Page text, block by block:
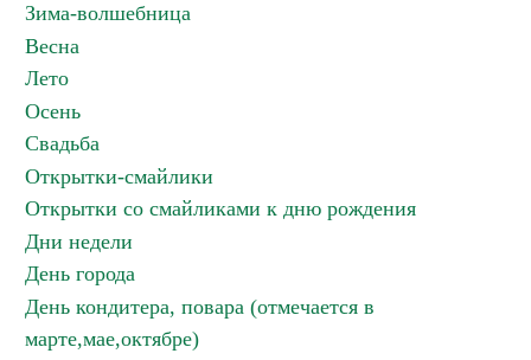
Зима-волшебница
Весна
Лето
Осень
Свадьба
Открытки-смайлики
Открытки со смайликами к дню рождения
Дни недели
День города
День кондитера, повара (отмечается в
марте,мае,октябре)